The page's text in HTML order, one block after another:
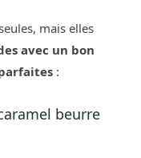
mais elles
avec un bon
:
beurre